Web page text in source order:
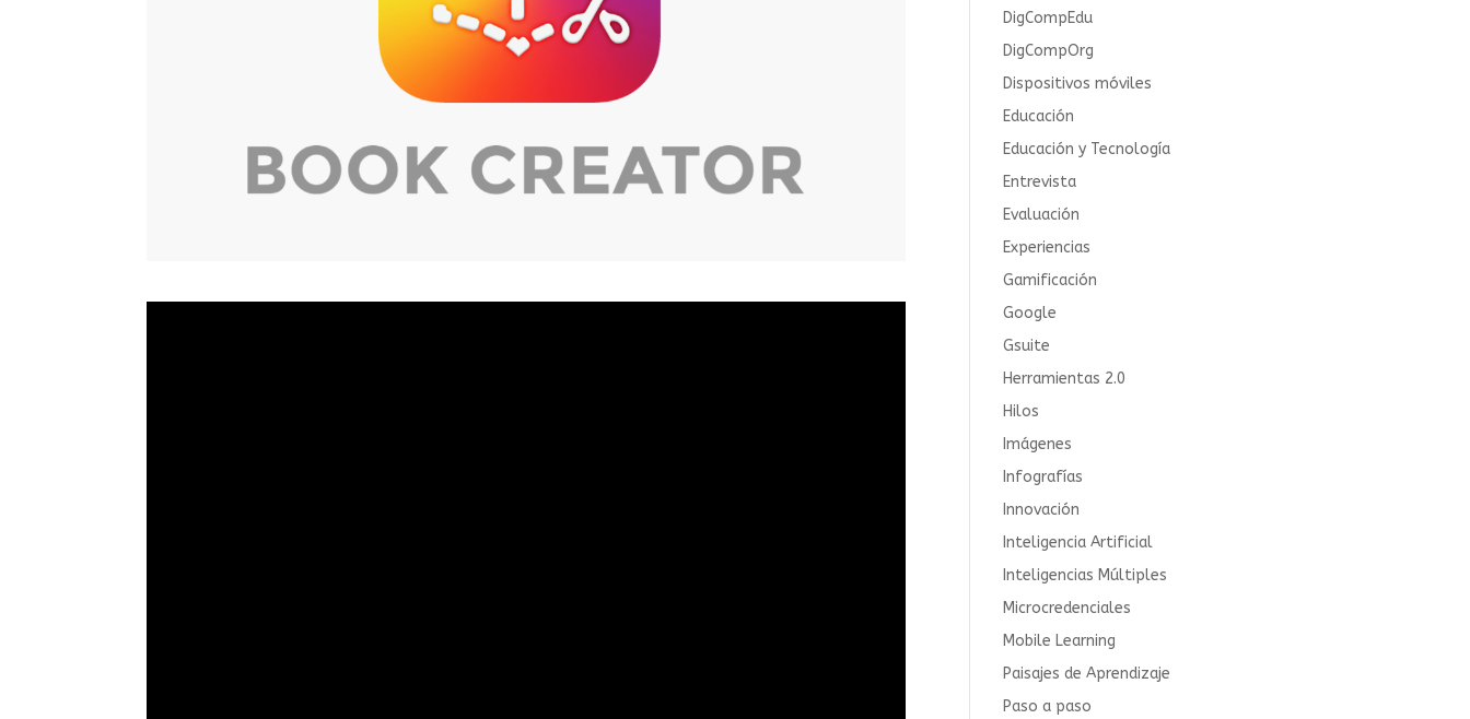
DigCompEdu
DigCompOrg
Dispositivos móviles
Educación
Educación y Tecnología
Entrevista
Evaluación
Experiencias
Gamificación
Google
Gsuite
Herramientas 2.0
Hilos
Imágenes
Infografías
Innovación
Inteligencia Artificial
Inteligencias Múltiples
Microcredenciales
Mobile Learning
Paisajes de Aprendizaje
Paso a paso